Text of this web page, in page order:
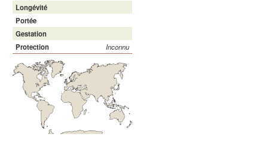
Longévité
Portée
Gestation
Protection
Inconnu